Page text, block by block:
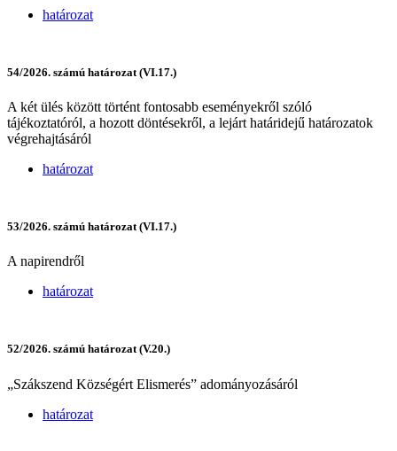
határozat
54/2026. számú határozat (VI.17.)
A két ülés között történt fontosabb eseményekről szóló
tájékoztatóról, a hozott döntésekről, a lejárt határidejű határozatok
végrehajtásáról
határozat
53/2026. számú határozat (VI.17.)
A napirendről
határozat
52/2026. számú határozat (V.20.)
„Szákszend Községért Elismerés” adományozásáról
határozat